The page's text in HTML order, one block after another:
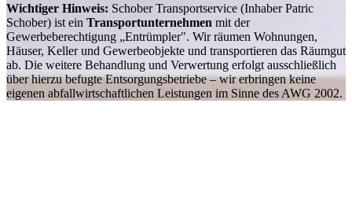
Wichtiger Hinweis: Schober Transportservice (Inhaber Patric
Schober) ist ein Transportunternehmen mit der
Gewerbeberechtigung „Entrümpler". Wir räumen Wohnungen,
Häuser, Keller und Gewerbeobjekte und transportieren das Räumgut
ab. Die weitere Behandlung und Verwertung erfolgt ausschließlich
über hierzu befugte Entsorgungsbetriebe – wir erbringen keine
eigenen abfallwirtschaftlichen Leistungen im Sinne des AWG 2002.